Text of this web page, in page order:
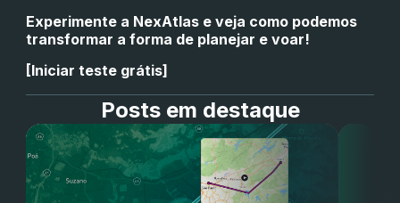
Experimente a NexAtlas e veja como podemos
transformar a forma de planejar e voar!
[Iniciar teste grátis]
Posts em destaque